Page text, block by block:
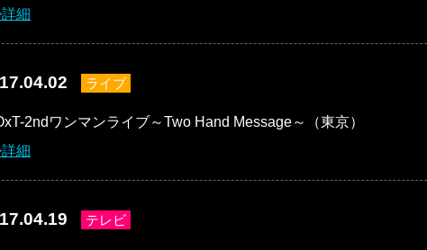
詳細
ライブ
2ndワンマンライブ～Two Hand Message～（東京）
詳細
テレビ